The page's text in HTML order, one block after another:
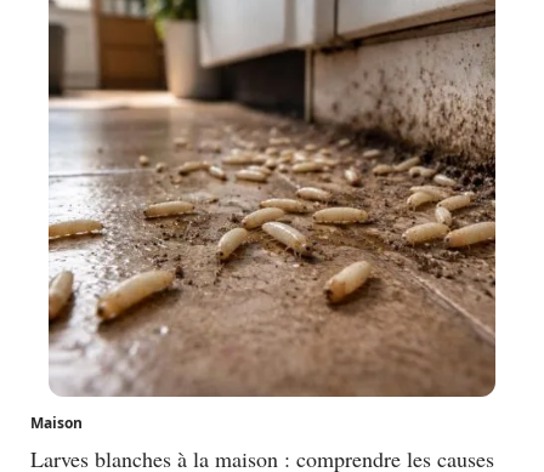
Maison
Larves blanches à la maison : comprendre les causes